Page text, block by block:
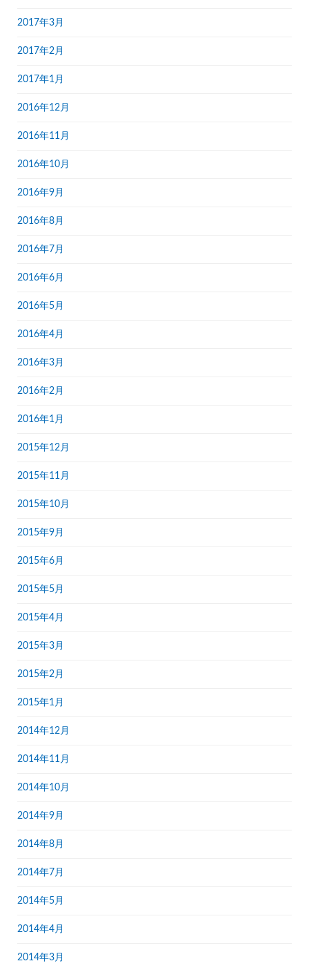
2017年3月
2017年2月
2017年1月
2016年12月
2016年11月
2016年10月
2016年9月
2016年8月
2016年7月
2016年6月
2016年5月
2016年4月
2016年3月
2016年2月
2016年1月
2015年12月
2015年11月
2015年10月
2015年9月
2015年6月
2015年5月
2015年4月
2015年3月
2015年2月
2015年1月
2014年12月
2014年11月
2014年10月
2014年9月
2014年8月
2014年7月
2014年5月
2014年4月
2014年3月